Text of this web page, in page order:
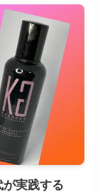
実践する